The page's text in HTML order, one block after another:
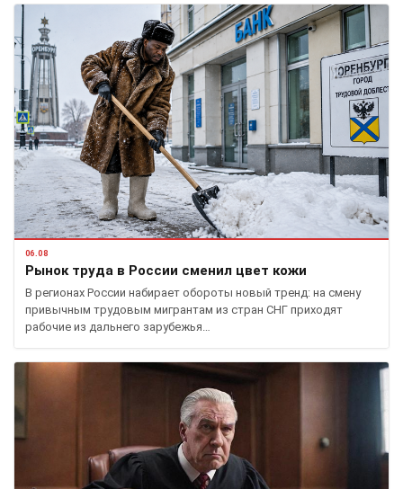
06.08
Рынок труда в России сменил цвет кожи
В регионах России набирает обороты новый тренд: на смену
привычным трудовым мигрантам из стран СНГ приходят
рабочие из дальнего зарубежья…